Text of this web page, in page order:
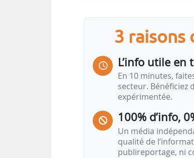
véhicules électriques.
que du gel des projets
ventes de VE en Europe,
Stellantis dans
LG Energy au Canada
3 raisons
L’info utile en
En 10 minutes,
secteur. Bénéficiez
expérimentée.
100% d’info,
Un média
qualité de
publireportage, ni